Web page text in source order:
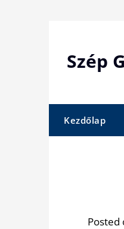
Szép
Kezdőlap
Posted